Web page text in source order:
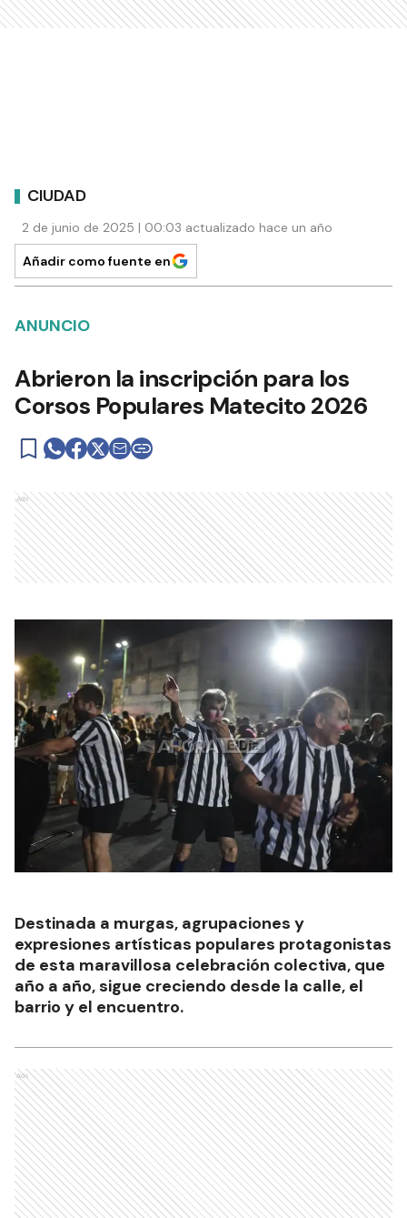
CIUDAD
2 de junio de 2025 | 00:03 actualizado hace un año
Añadir como fuente en
ANUNCIO
Abrieron la inscripción para los
Corsos Populares Matecito 2026
Ads
Destinada a murgas, agrupaciones y
expresiones artísticas populares protagonistas
de esta maravillosa celebración colectiva, que
año a año, sigue creciendo desde la calle, el
barrio y el encuentro.
Ads